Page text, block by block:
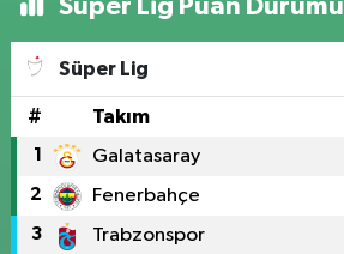
Süper Lig Puan Durumu
Süper Lig
# Takım
1 Galatasaray
2 Fenerbahçe
3 Trabzonspor